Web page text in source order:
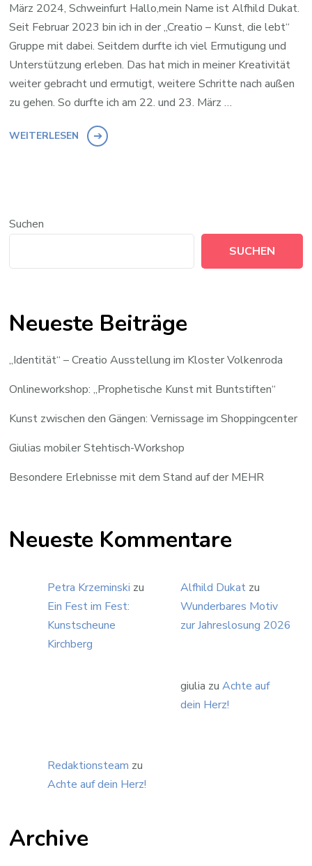
März 2024, Schweinfurt Hallo,mein Name ist Alfhild Dukat.
Seit Februar 2023 bin ich in der „Creatio – Kunst, die lebt“
Gruppe mit dabei. Seitdem durfte ich viel Ermutigung und
Unterstützung erleben. Das hat mich in meiner Kreativität
weiter gebracht und ermutigt, weitere Schritte nach außen
zu gehen. So durfte ich am 22. und 23. März …
WEITERLESEN
Suchen
SUCHEN
Neueste Beiträge
„Identität“ – Creatio Ausstellung im Kloster Volkenroda
Onlineworkshop: „Prophetische Kunst mit Buntstiften“
Kunst zwischen den Gängen: Vernissage im Shoppingcenter
Giulias mobiler Stehtisch-Workshop
Besondere Erlebnisse mit dem Stand auf der MEHR
Neueste Kommentare
Petra Krzeminski zu
Ein Fest im Fest:
Kunstscheune
Kirchberg
Alfhild Dukat zu
Wunderbares Motiv
zur Jahreslosung 2026
giulia zu Achte auf
dein Herz!
Redaktionsteam zu
Achte auf dein Herz!
Archive